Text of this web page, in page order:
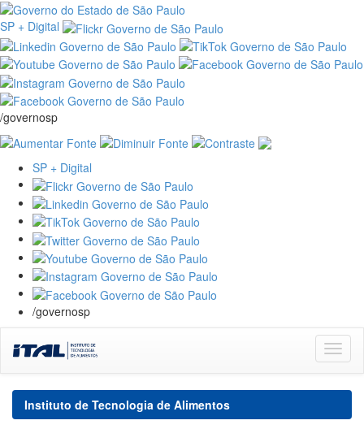
SP + Digital
/governosp
SP + Digital
/governosp
navigation
Instituto de Tecnologia de Alimentos